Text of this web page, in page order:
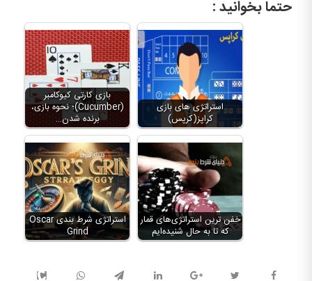
حتما بخوانید :
بازی کارتی کیوکامبر
(Cucumber)؛ نحوه بازی،
برنده شدن…
استراتژی های بازی
کراپز(کرپس)
استراتژی شرط بندی Oscar
Grind
خفن ترین استراتژی‌های قمار
که تا به حال شنیده‌ایم